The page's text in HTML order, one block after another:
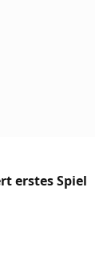
erstes Spiel